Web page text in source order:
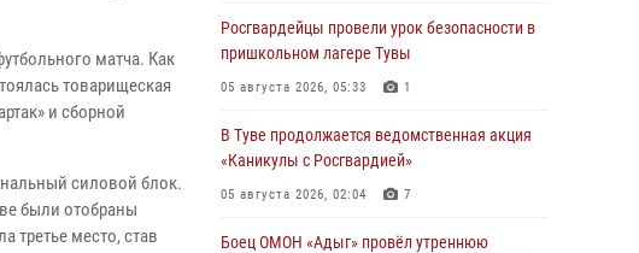
матча. Как
товарищеская
и сборной
силовой блок.
были отобраны
третье место, став
Росгвардейцы провели урок безопасности в
пришкольном лагере Тувы
05 августа 2026, 05:33 1
В Туве продолжается ведомственная акция
«Каникулы с Росгвардией»
05 августа 2026, 02:04 7
Боец ОМОН «Адыг» провёл утреннюю